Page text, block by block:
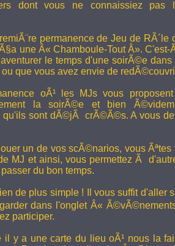
dont vous ne connaissiez pas
permanence de Jeu de RÃ´le
une Â« Chamboule-Tout Â». C'est-
le temps d'une soirÃ©e dans
que vous avez envie de
oÃ¹ les MJs vous
la soirÃ©e et bien
qu'ils sont dÃ©jÃ crÃ©Ã©s. A vous
un de vos scÃ©narios, vous
MJ et ainsi, vous permettez Ã
du bon temps.
de plus simple ! Il vous suffit d'aller
dans l'onglet Â«
participer.
y a une carte du lieu oÃ¹ nous la